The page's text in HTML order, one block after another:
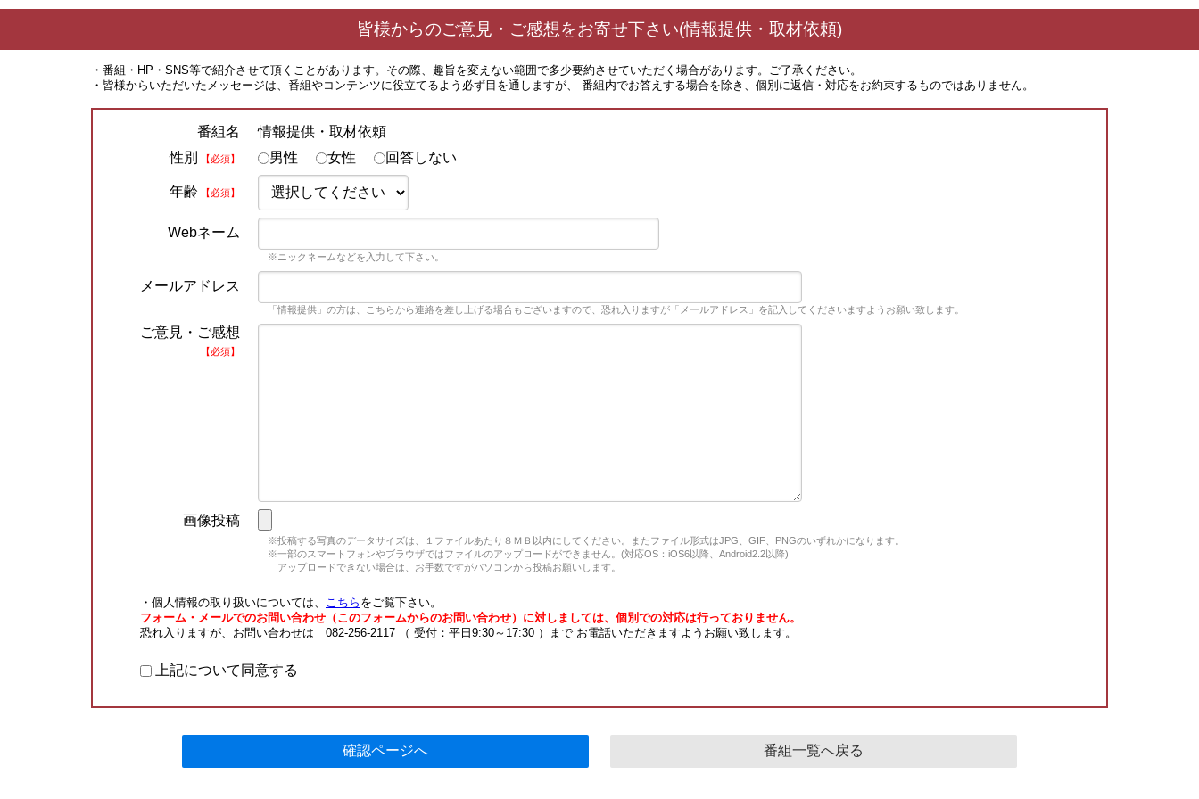
皆様からのご意見・ご感想をお寄せ下さい(情報提供・取材依頼)
・番組・HP・SNS等で紹介させて頂くことがあります。その際、趣旨を変えない範囲で多少要約させていただく場合があります。ご了承ください。
・皆様からいただいたメッセージは、番組やコンテンツに役立てるよう必ず目を通しますが、 番組内でお答えする場合を除き、個別に返信・対応をお約束するものではありません。
番組名
情報提供・取材依頼
性別
【必須】 男性 女性 回答しない
年齢 【必須】
Webネーム
※ニックネームなどを入力して下さい。
メールアドレス
「情報提供」の方は、こちらから連絡を差し上げる場合もございますので、恐れ入りますが「メールアドレス」を記入してくださいますようお願い致します。
ご意見・ご感想
【必須】
画像投稿
※投稿する写真のデータサイズは、１ファイルあたり８ＭＢ以内にしてください。またファイル形式はJPG、GIF、PNGのいずれかになります。
※一部のスマートフォンやブラウザではファイルのアップロードができません。(対応OS：iOS6以降、Android2.2以降)
アップロードできない場合は、お手数ですがパソコンから投稿お願いします。
・個人情報の取り扱いについては、 こちら をご覧下さい。
フォーム・メールでのお問い合わせ（このフォームからのお問い合わせ）に対しましては、個別での対応は行っておりません。
恐れ入りますが、お問い合わせは 082-256-2117 （ 受付：平日9:30～17:30 ）まで お電話いただきますようお願い致します。
上記について同意する
確認ページへ 番組一覧へ戻る